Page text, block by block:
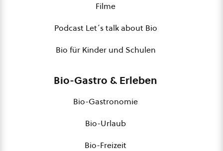
Filme
Podcast Let´s talk about Bio
Bio für Kinder und Schulen
Bio-Gastro & Erleben
Bio-Gastronomie
Bio-Urlaub
Bio-Freizeit